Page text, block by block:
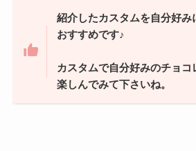
紹介したカスタムを自分好み
おすすめです♪
カスタムで自分好みのチョ
楽しんでみて下さいね。